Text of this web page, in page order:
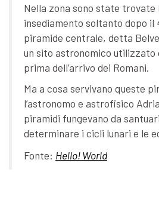
Nella zona sono state
insediamento soltanto dopo il
piramide centrale, detta
un sito astronomico utilizzato
prima dell’arrivo dei Romani.
Ma a cosa servivano queste
l’astronomo e astrofisico
piramidi fungevano da
determinare i cicli lunari e le
Fonte: Hello! World